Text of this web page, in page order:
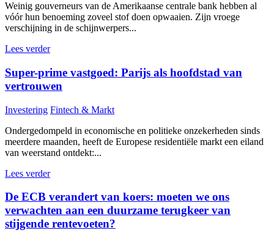
Weinig gouverneurs van de Amerikaanse centrale bank hebben al
vóór hun benoeming zoveel stof doen opwaaien. Zijn vroege
verschijning in de schijnwerpers...
Lees verder
Super-prime vastgoed: Parijs als hoofdstad van
vertrouwen
Investering Fintech & Markt
Ondergedompeld in economische en politieke onzekerheden sinds
meerdere maanden, heeft de Europese residentiële markt een eiland
van weerstand ontdekt:...
Lees verder
De ECB verandert van koers: moeten we ons
verwachten aan een duurzame terugkeer van
stijgende rentevoeten?